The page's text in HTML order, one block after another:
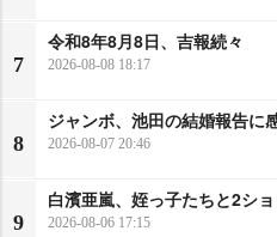
7
令和8年8月8日、吉報続々
2026-08-08 18:17
8
ジャンボ、池田の結婚報告に
2026-08-07 20:46
9
白濱亜嵐、姪っ子たちと2シ
2026-08-06 17:15